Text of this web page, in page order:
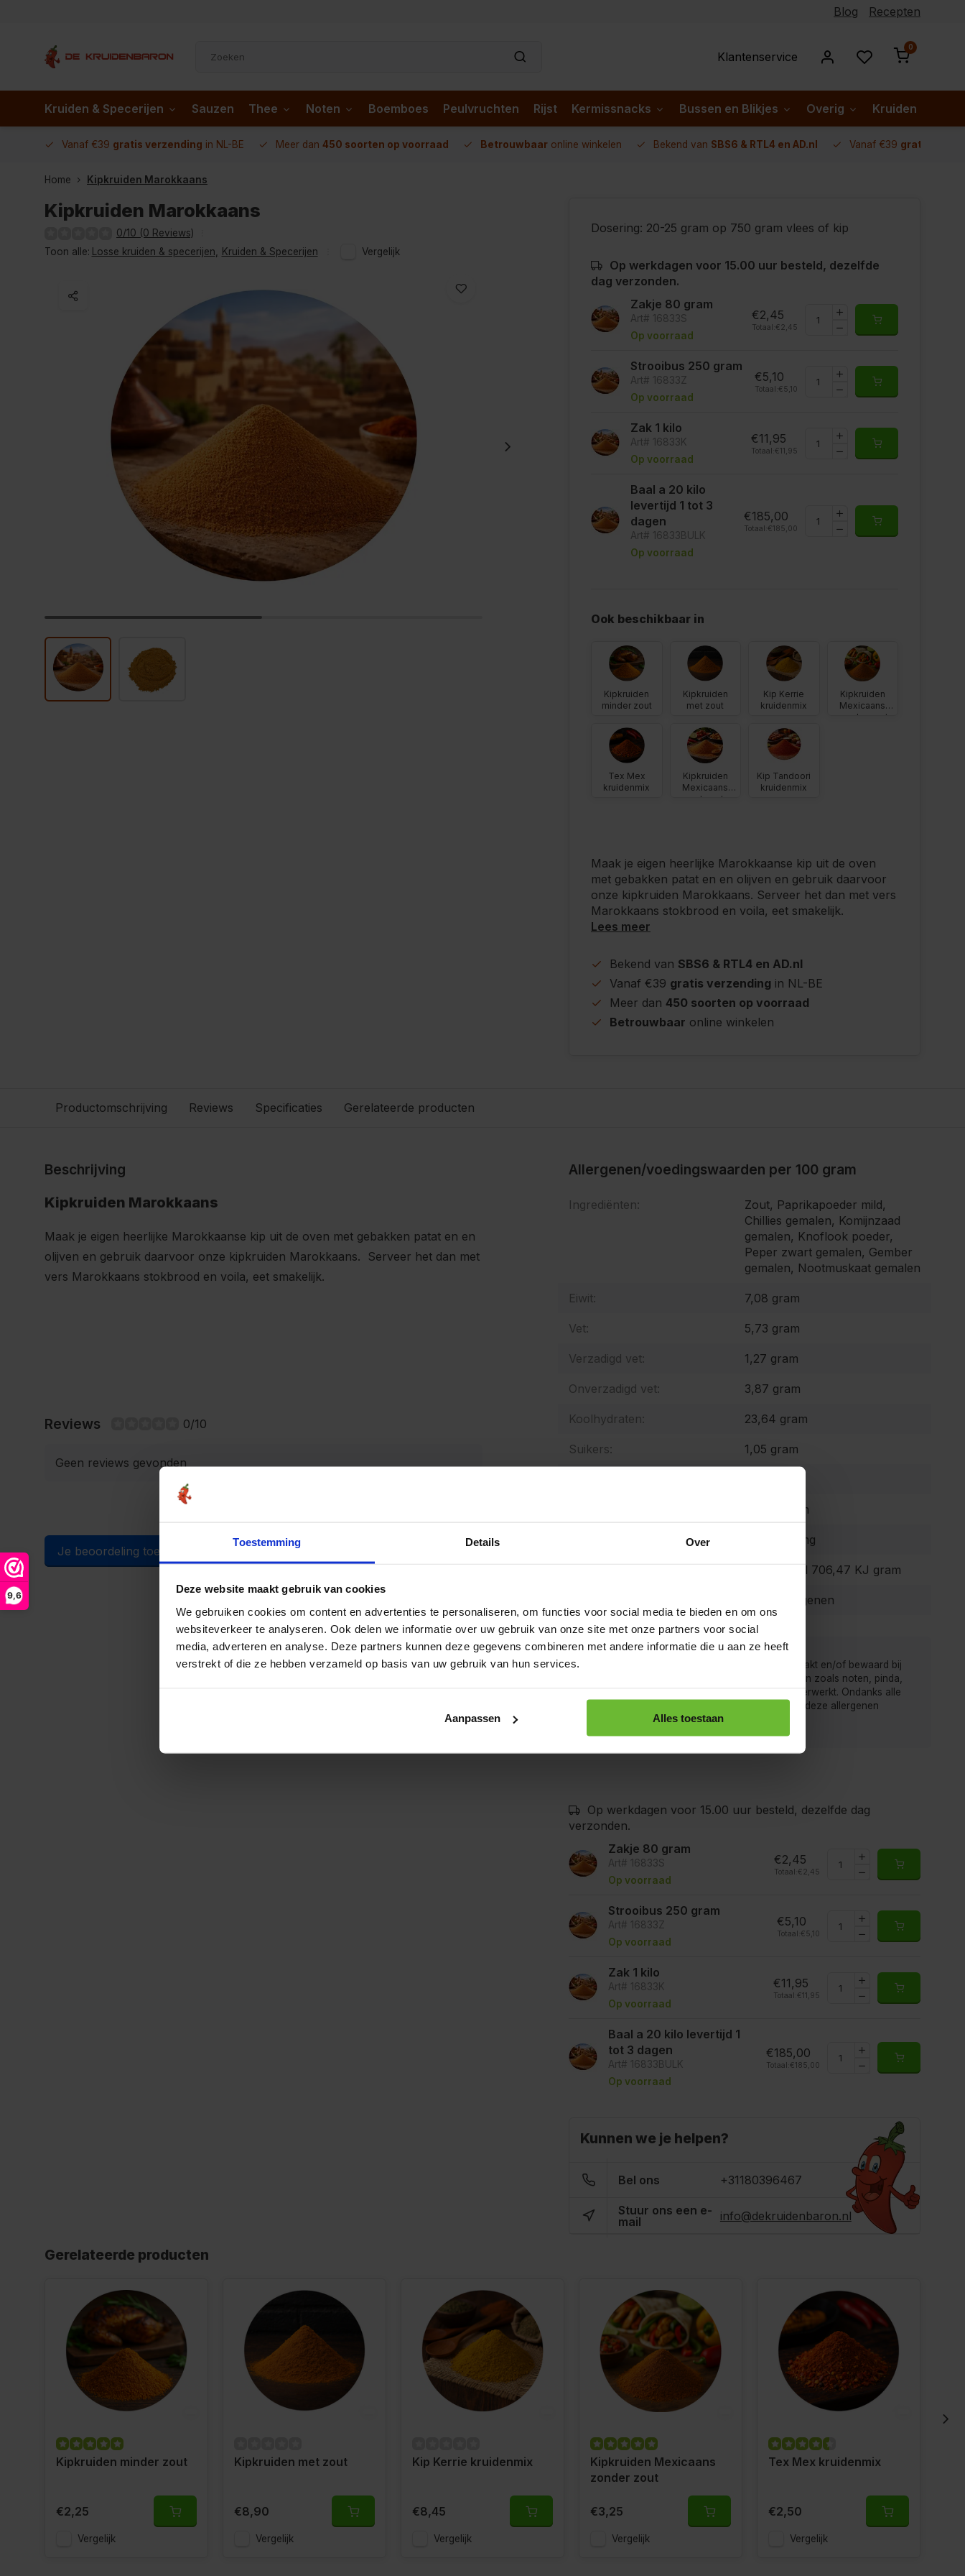
Toestemming Details Over
Deze website maakt gebruik van cookies
We gebruiken cookies om content en advertenties te personaliseren, om functies voor social media te bieden en om ons
websiteverkeer te analyseren. Ook delen we informatie over uw gebruik van onze site met onze partners voor social
media, adverteren en analyse. Deze partners kunnen deze gegevens combineren met andere informatie die u aan ze heeft
verstrekt of die ze hebben verzameld op basis van uw gebruik van hun services.
Aanpassen Alles toestaan
9,6
Blog Recepten
Klantenservice
0
Kruiden & Specerijen Sauzen Thee Noten Boemboes Peulvruchten Rijst Kermissnacks Bussen en Blikjes Overig Kruiden per
Vanaf €39 gratis verzending in NL-BE Meer dan 450 soorten op voorraad Betrouwbaar online winkelen Bekend van SBS6 & RTL4 en AD.nl Vanaf €39 gratis
Home Kipkruiden Marokkaans
Kipkruiden Marokkaans
0/10 (0 Reviews)
Toon alle: Losse kruiden & specerijen Kruiden & Specerijen Vergelijk
Dosering: 20-25 gram op 750 gram vlees of kip
Op werkdagen voor 15.00 uur besteld, dezelfde
dag verzonden.
Zakje 80 gram
Art# 16833S
Op voorraad
€2,45
Totaal: €2,45
Strooibus 250 gram
Art# 16833Z
Op voorraad
€5,10
Totaal: €5,10
Zak 1 kilo
Art# 16833K
Op voorraad
€11,95
Totaal: €11,95
Baal a 20 kilo
levertijd 1 tot 3
dagen
Art# 16833BULK
Op voorraad
€185,00
Totaal: €185,00
Ook beschikbaar in
Kipkruiden
minder zout
Kipkruiden
met zout
Kip Kerrie
kruidenmix
Kipkruiden
Mexicaans
zonder zout
Tex Mex
kruidenmix
Kipkruiden
Mexicaans
met zout
Kip Tandoori
kruidenmix
Maak je eigen heerlijke Marokkaanse kip uit de oven
met gebakken patat en en olijven en gebruik daarvoor
onze kipkruiden Marokkaans. Serveer het dan met vers
Marokkaans stokbrood en voila, eet smakelijk.
Lees meer
Bekend van SBS6 & RTL4 en AD.nl
Vanaf €39 gratis verzending in NL-BE
Meer dan 450 soorten op voorraad
Betrouwbaar online winkelen
Productomschrijving Reviews Specificaties Gerelateerde producten
Beschrijving
Kipkruiden Marokkaans
Maak je eigen heerlijke Marokkaanse kip uit de oven met gebakken patat en en
olijven en gebruik daarvoor onze kipkruiden Marokkaans. Serveer het dan met
vers Marokkaans stokbrood en voila, eet smakelijk.
Reviews 0/10
Geen reviews gevonden
Je beoordeling toevoegen
Allergenen/voedingswaarden per 100 gram
Ingrediënten:
Zout, Paprikapoeder mild,
Chillies gemalen, Komijnzaad
gemalen, Knoflook poeder,
Peper zwart gemalen, Gember
gemalen, Nootmuskaat gemalen
Eiwit: 7,08 gram
Vet: 5,73 gram
Verzadigd vet: 1,27 gram
Onverzadigd vet: 3,87 gram
Koolhydraten: 23,64 gram
Suikers: 1,05 gram
48,98 gram
19592,64 mg
168,85 Kcal 706,47 KJ gram
Geen allergenen
De producten van de Kruidenbaron worden verpakt en/of bewaard bij
bedrijven waar men ook producten met allergenen zoals noten, pinda,
mosterd, selderij, gluten, sesam, soja en sulfiet verwerkt. Ondanks alle
goede voorzorgen is het mogelijk dat producten deze allergenen
kunnen bevatten.
Op werkdagen voor 15.00 uur besteld, dezelfde dag
verzonden.
Zakje 80 gram
Art# 16833S
Op voorraad
€2,45
Totaal: €2,45
Strooibus 250 gram
Art# 16833Z
Op voorraad
€5,10
Totaal: €5,10
Zak 1 kilo
Art# 16833K
Op voorraad
€11,95
Totaal: €11,95
Baal a 20 kilo levertijd 1
tot 3 dagen
Art# 16833BULK
Op voorraad
€185,00
Totaal: €185,00
Kunnen we je helpen?
Bel ons +31180396467
Stuur ons een e-
mail
info@dekruidenbaron.nl
Gerelateerde producten
Kipkruiden minder zout
€2,25
Vergelijk
Kipkruiden met zout
€8,90
Vergelijk
Kip Kerrie kruidenmix
€8,45
Vergelijk
Kipkruiden Mexicaans
zonder zout
€3,25
Vergelijk
Tex Mex kruidenmix
€2,50
Vergelijk